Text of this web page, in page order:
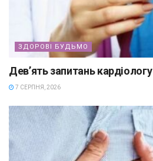
ЗДОРОВІ БУДЬМО
Дев’ять запитань кардіологу
7 СЕРПНЯ, 2026